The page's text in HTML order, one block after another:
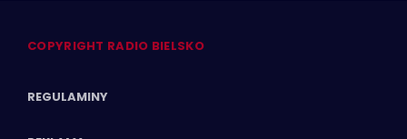
COPYRIGHT RADIO BIELSKO
REGULAMINY